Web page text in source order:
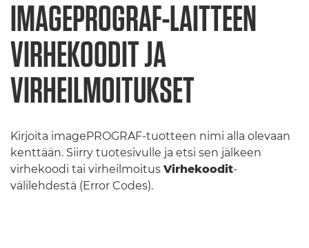
IMAGEPROGRAF-LAITTEEN
VIRHEKOODIT JA
VIRHEILMOITUKSET
Kirjoita imagePROGRAF-tuotteen nimi alla olevaan
kenttään. Siirry tuotesivulle ja etsi sen jälkeen
virhekoodi tai virheilmoitus Virhekoodit-
välilehdestä (Error Codes).